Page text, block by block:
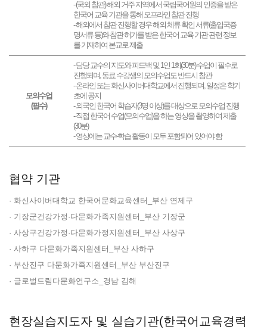
- (국외 참관) 해외 거주 지역에서 국립국어원의 인증을 받은
한국어 교육 기관을 통해 오프라인 참관 진행
- 해외에서 참관 진행할 경우 해외 체류 확인 서류(출입국증
명서류 등)와 참관 허가를 받은 한국어 교육 기관 관련 정보
를 기재하여 본교로 제출
모의수업
(필수)
- 담당 교수의 지도와 피드백 및 1인 1회(30분) 수업이 필수로
진행되며, 동료 수강생의 모의수업도 반드시 참관
- 온라인 또는 화신사이버대학교에서 진행되며, 일정은 학기
초에 공지
- 외국인 한국어 학습자(3명 이상)를 대상으로 모의수업 진행
- 직접 한국어 수업(모의수업)을 하는 영상을 촬영하여 제출
(30분)
- 영상에는 교수-학습 활동이 모두 포함되어 있어야 함
협약 기관
· 화신사이버대학교 한국어문화교육센터_부산 연제구
· 기장군건강가정·다문화가족지원센터_부산 기장군
· 사상구건강가정·다문화가정지원센터_부산 사상구
· 사하구 다문화가족지원센터_부산 사하구
· 부산진구 다문화가족지원센터_부산 부산진구
· 글로벌드림다문화연구소_경남 김해
현장실습지도자 및 실습기관(한국어교육경력